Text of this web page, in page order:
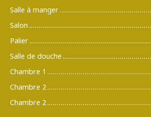
Salle à manger
Salon
Palier
Salle de douche
Chambre 1
Chambre 2
Chambre 2